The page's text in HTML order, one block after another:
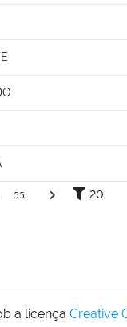
55 20
a licença Creative